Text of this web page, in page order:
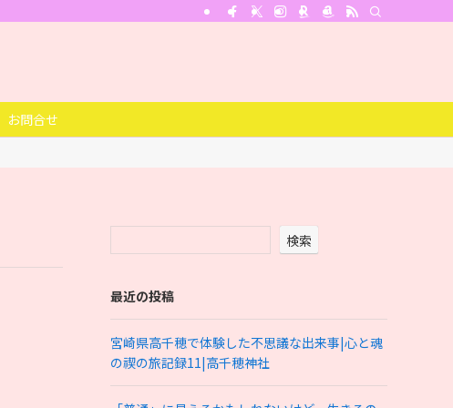
お問合せ
検索
最近の投稿
宮崎県高千穂で体験した不思議な出来事|心と魂
の禊の旅記録11|高千穂神社